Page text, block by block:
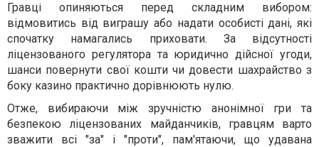
Гравці опиняються перед складним вибором:
відмовитись від виграшу або надати особисті дані, які
спочатку намагались приховати. За відсутності
ліцензованого регулятора та юридично дійсної угоди,
шанси повернути свої кошти чи довести шахрайство з
боку казино практично дорівнюють нулю.
Отже, вибираючи між зручністю анонімної гри та
безпекою ліцензованих майданчиків, гравцям варто
зважити всі "за" і "проти", пам'ятаючи, що удавана